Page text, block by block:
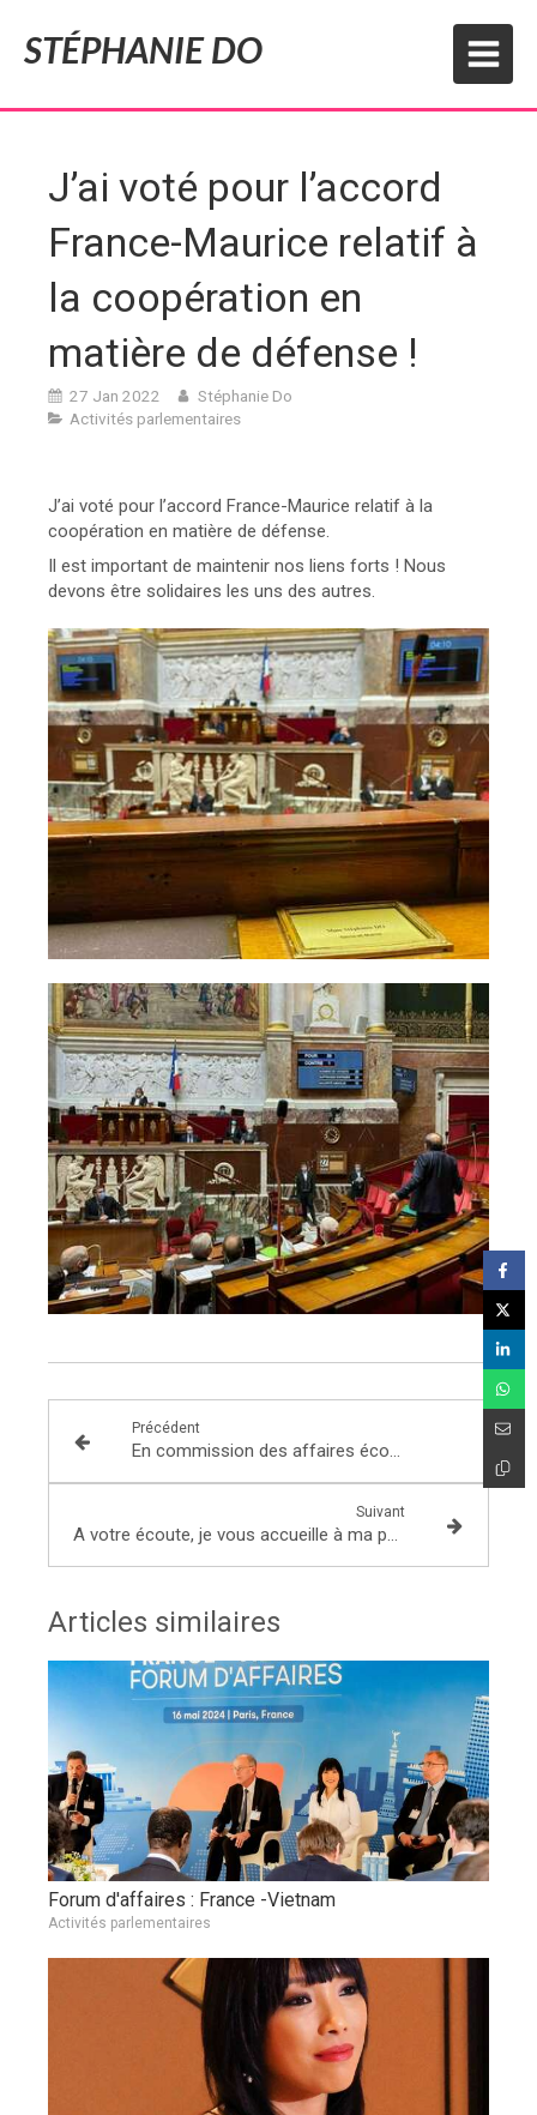
STÉPHANIE DO
J’ai voté pour l’accord
France-Maurice relatif à
la coopération en
matière de défense !
27 Jan 2022
Stéphanie Do
Activités parlementaires
J’ai voté pour l’accord France-Maurice relatif à la
coopération en matière de défense.
Il est important de maintenir nos liens forts ! Nous
devons être solidaires les uns des autres.
Précédent
En commission des affaires économiques, examen de la proposition de loi relative à l’interdiction progressive des additifs nitrés (n°4830)
Suivant
A votre écoute, je vous accueille à ma permanence !
Articles similaires
Forum d'affaires : France -Vietnam
Activités parlementaires